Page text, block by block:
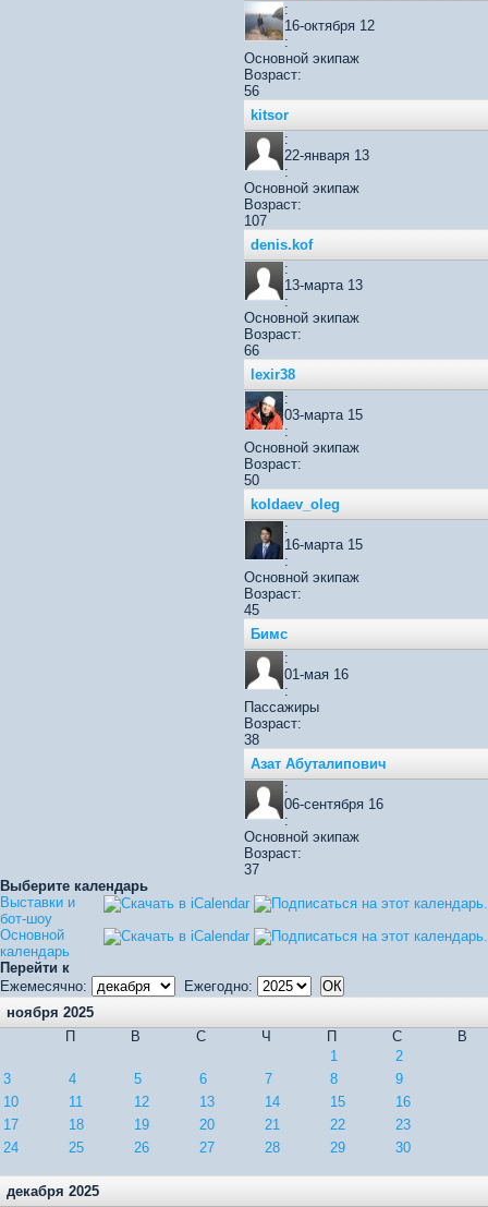
:
16-октября 12
:
Основной экипаж
Возраст:
56
kitsor
:
22-января 13
:
Основной экипаж
Возраст:
107
denis.kof
:
13-марта 13
:
Основной экипаж
Возраст:
66
lexir38
:
03-марта 15
:
Основной экипаж
Возраст:
50
koldaev_oleg
:
16-марта 15
:
Основной экипаж
Возраст:
45
Бимс
:
01-мая 16
:
Пассажиры
Возраст:
38
Азат Абуталипович
:
06-сентября 16
:
Основной экипаж
Возраст:
37
Выберите календарь
Выставки и
бот-шоу
Основной
календарь
Перейти к
Ежемесячно:
Ежегодно:
ноября 2025
П
В С Ч П С
В
1
2
3
4 5 6 7 8
9
10
11 12 13 14 15
16
17
18 19 20 21 22
23
24
25 26 27 28 29 30
декабря 2025